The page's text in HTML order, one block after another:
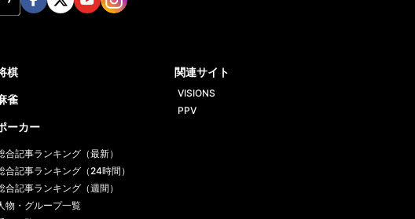
棋
雀
ーカー
合記事ランキング（最新）
合記事ランキング（24時間）
合記事ランキング（週間）
物・グループ一覧
関連サイト
VISIONS
PPV